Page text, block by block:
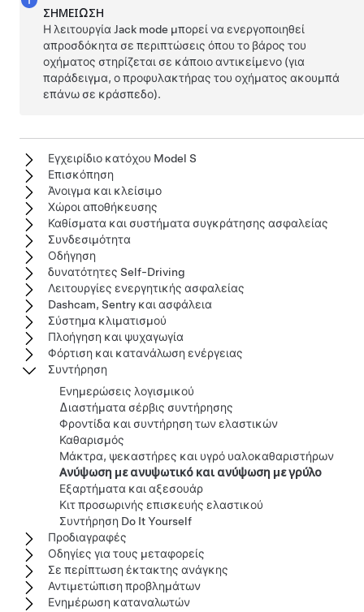
ΣΗΜΕΊΩΣΗ
Η λειτουργία Jack mode μπορεί να ενεργοποιηθεί
απροσδόκητα σε περιπτώσεις όπου το βάρος του
οχήματος στηρίζεται σε κάποιο αντικείμενο (για
παράδειγμα, ο προφυλακτήρας του οχήματος ακουμπά
επάνω σε κράσπεδο).
Εγχειρίδιο κατόχου Model S
Επισκόπηση
Άνοιγμα και κλείσιμο
Χώροι αποθήκευσης
Καθίσματα και συστήματα συγκράτησης ασφαλείας
Συνδεσιμότητα
Οδήγηση
δυνατότητες Self-Driving
Λειτουργίες ενεργητικής ασφαλείας
Dashcam, Sentry και ασφάλεια
Σύστημα κλιματισμού
Πλοήγηση και ψυχαγωγία
Φόρτιση και κατανάλωση ενέργειας
Συντήρηση
Ενημερώσεις λογισμικού
Διαστήματα σέρβις συντήρησης
Φροντίδα και συντήρηση των ελαστικών
Καθαρισμός
Μάκτρα, ψεκαστήρες και υγρό υαλοκαθαριστήρων
Ανύψωση με ανυψωτικό και ανύψωση με γρύλο
Εξαρτήματα και αξεσουάρ
Κιτ προσωρινής επισκευής ελαστικού
Συντήρηση Do It Yourself
Προδιαγραφές
Οδηγίες για τους μεταφορείς
Σε περίπτωση έκτακτης ανάγκης
Αντιμετώπιση προβλημάτων
Ενημέρωση καταναλωτών